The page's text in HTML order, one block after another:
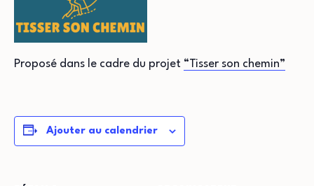
Proposé dans le cadre du projet “Tisser son chemin”
Ajouter au calendrier